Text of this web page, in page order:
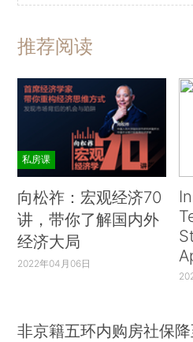
推荐阅读
私房课
向松祚：宏观经济70
讲，带你了解国内外
经济大局
2022年04月06日
非京籍五环内购房社保